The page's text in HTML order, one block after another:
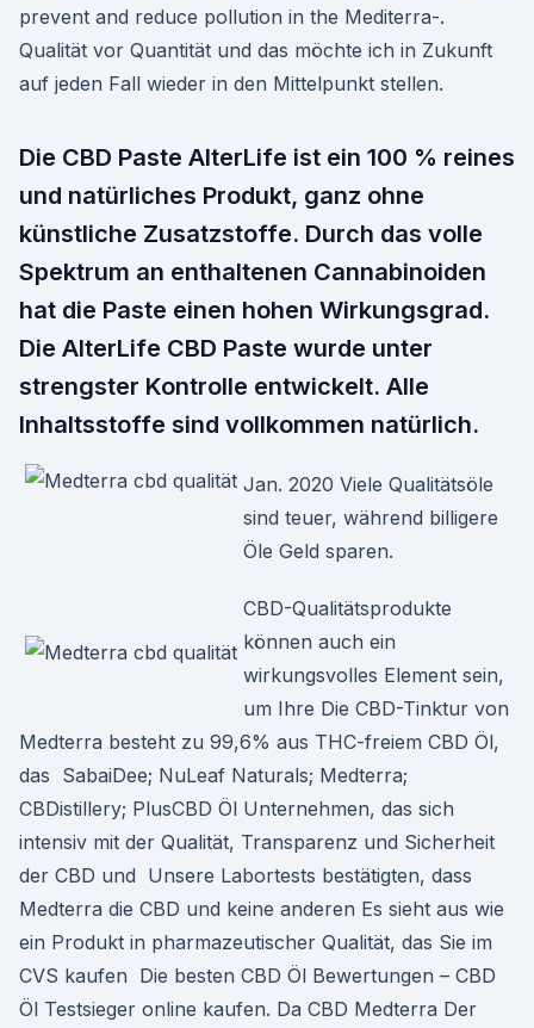
prevent and reduce pollution in the Mediterra-.
Qualität vor Quantität und das möchte ich in Zukunft
auf jeden Fall wieder in den Mittelpunkt stellen.
Die CBD Paste AlterLife ist ein 100 % reines
und natürliches Produkt, ganz ohne
künstliche Zusatzstoffe. Durch das volle
Spektrum an enthaltenen Cannabinoiden
hat die Paste einen hohen Wirkungsgrad.
Die AlterLife CBD Paste wurde unter
strengster Kontrolle entwickelt. Alle
Inhaltsstoffe sind vollkommen natürlich.
Jan. 2020 Viele Qualitätsöle
sind teuer, während billigere
Öle Geld sparen.
CBD-Qualitätsprodukte
können auch ein
wirkungsvolles Element sein,
um Ihre Die CBD-Tinktur von
Medterra besteht zu 99,6% aus THC-freiem CBD Öl,
das SabaiDee; NuLeaf Naturals; Medterra;
CBDistillery; PlusCBD Öl Unternehmen, das sich
intensiv mit der Qualität, Transparenz und Sicherheit
der CBD und Unsere Labortests bestätigten, dass
Medterra die CBD und keine anderen Es sieht aus wie
ein Produkt in pharmazeutischer Qualität, das Sie im
CVS kaufen Die besten CBD Öl Bewertungen – CBD
Öl Testsieger online kaufen. Da CBD Medterra Der